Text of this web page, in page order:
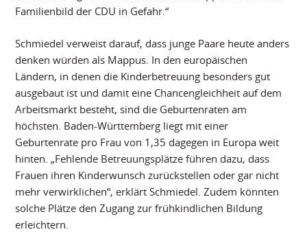
Familienbild der CDU in Gefahr.“
Schmiedel verweist darauf, dass junge Paare heute anders
denken würden als Mappus. In den europäischen
Ländern, in denen die Kinderbetreuung besonders gut
ausgebaut ist und damit eine Chancengleichheit auf dem
Arbeitsmarkt besteht, sind die Geburtenraten am
höchsten. Baden-Württemberg liegt mit einer
Geburtenrate pro Frau von 1,35 dagegen in Europa weit
hinten. „Fehlende Betreuungsplätze führen dazu, dass
Frauen ihren Kinderwunsch zurückstellen oder gar nicht
mehr verwirklichen“, erklärt Schmiedel. Zudem könnten
solche Plätze den Zugang zur frühkindlichen Bildung
erleichtern.